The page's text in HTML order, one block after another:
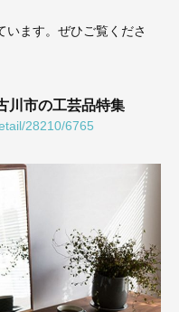
います。ぜひご覧くださ
川市の工芸品特集
28210/6765